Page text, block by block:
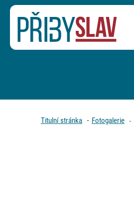
Drobečková navigace
Titulní stránka Fotogalerie